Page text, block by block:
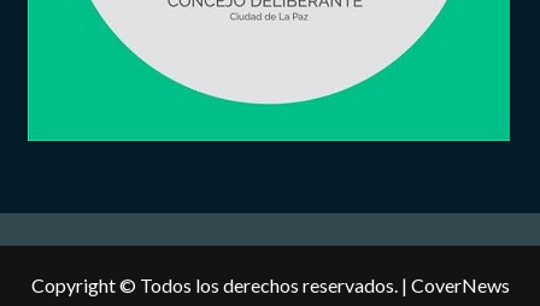
Copyright © Todos los derechos reservados. | CoverNews